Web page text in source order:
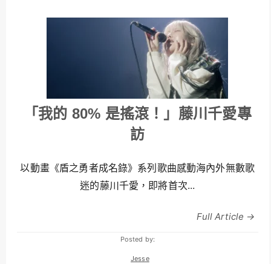
「我的 80% 是搖滾！」藤川千愛專
訪
以動畫《盾之勇者成名錄》系列歌曲感動海內外無數歌
迷的藤川千愛，即將首次...
Full Article →
Posted by:
Jesse